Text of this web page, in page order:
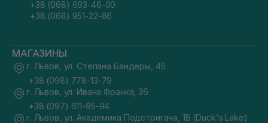
+38 (068) 693-46-00
+38 (068) 951-22-86
МАГАЗИНЫ
г. Львов, ул. Степана Бандеры, 45
+38 (098) 778-13-79
г. Львов, ул. Ивана Франка, 36
+38 (097) 611-95-94
г. Львов, ул. Академика Подстригача, 1В (Duck's Lake)